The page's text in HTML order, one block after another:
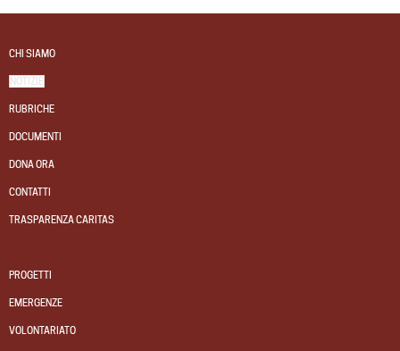
CHI SIAMO
NOTIZIE
RUBRICHE
DOCUMENTI
DONA ORA
CONTATTI
TRASPARENZA CARITAS
PROGETTI
EMERGENZE
VOLONTARIATO